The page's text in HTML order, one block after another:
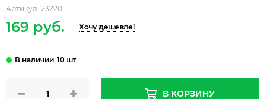
Артикул: 23220
169 руб. Хочу дешевле!
10 шт
В КОРЗИНУ